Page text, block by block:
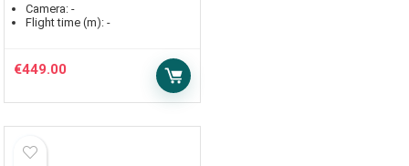
Camera: -
Flight time (m): -
€449.00